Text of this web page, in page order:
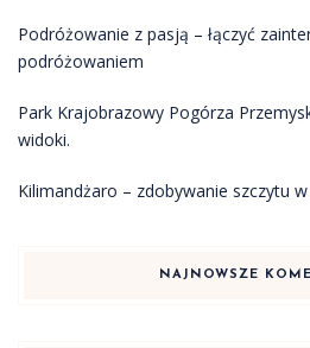
Podróżowanie z pasją – łączyć
podróżowaniem
Park Krajobrazowy Pogórza
widoki.
Kilimandżaro – zdobywanie szczytu
NAJNOWSZE